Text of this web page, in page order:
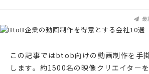
この記事ではbtob向けの動画制作を手
します。約1500名の映像クリエイター